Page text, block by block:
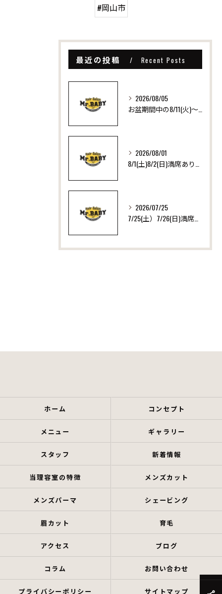
#岡山市
最近の投稿 Recent Posts
2026/08/05
2026/08/01
2026/07/25
ホーム コンセプト
メニュー ギャラリー
スタッフ 新着情報
当理容室の特徴 メンズカット
メンズパーマ シェービング
眉カット 育毛
アクセス ブログ
コラム お問い合わせ
プライバシーポリシー サイトマップ